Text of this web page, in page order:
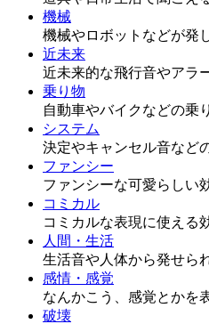
機械
機械やロボットなどが発
近未来
近未来的な飛行音やアラ
乗り物
自動車やバイクなどの乗
システム
決定やキャンセル音など
ファンシー
ファンシーな可愛らしい
コミカル
コミカルな表現に使える
人間・生活
生活音や人体から発せら
感情・感覚
なんかこう、感覚とかを
破壊